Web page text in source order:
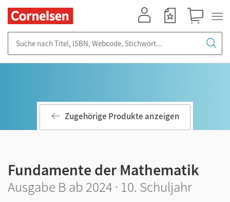
Zugehörige Produkte anzeigen
Fundamente der Mathematik
Ausgabe B ab 2024 · 10. Schuljahr